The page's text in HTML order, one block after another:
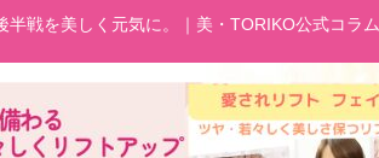
半戦を美しく元気に。｜美・TORIKO公式コラム